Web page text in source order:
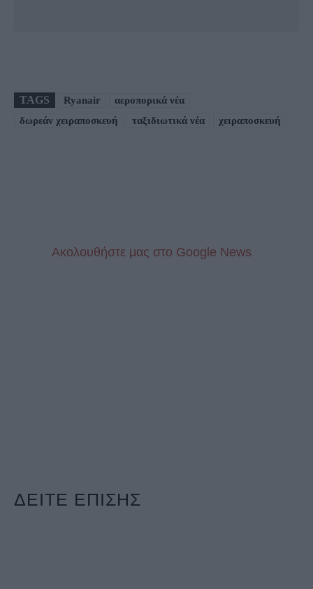
TAGS Ryanair
αεροπορικά νέα
δωρεάν χειραποσκευή
ταξιδιωτικά νέα χειραποσκευή
Aκολουθήστε μας στo Google News
ΔΕΙΤΕ ΕΠΙΣΗΣ